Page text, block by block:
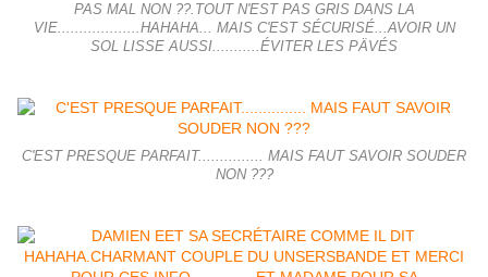
PAS MAL NON ??.TOUT N'EST PAS GRIS DANS LA
VIE...................HAHAHA... MAIS C'EST SÉCURISÉ...AVOIR UN
SOL LISSE AUSSI...........ÉVITER LES PÄVÉS
C'EST PRESQUE PARFAIT............... MAIS FAUT SAVOIR SOUDER
NON ???